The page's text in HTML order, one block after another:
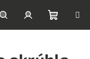
HľadaťPrihlásenie